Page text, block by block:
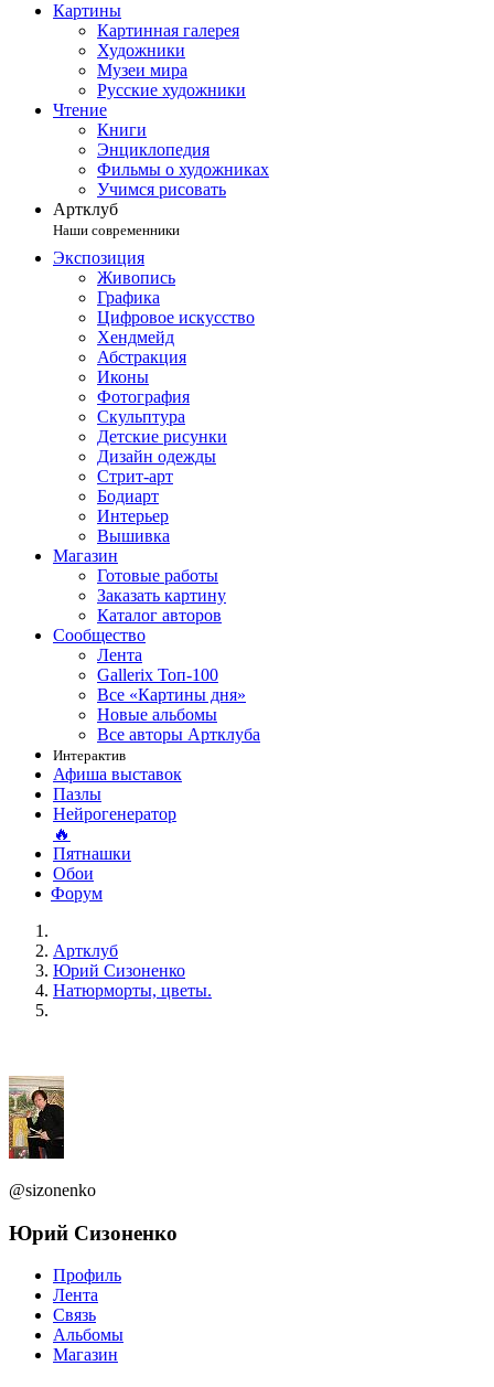
Картины
Картинная галерея
Художники
Музеи мира
Русские художники
Чтение
Книги
Энциклопедия
Фильмы о художниках
Учимся рисовать
Артклуб
Наши современники
Экспозиция
Живопись
Графика
Цифровое искусство
Хендмейд
Абстракция
Иконы
Фотография
Скульптура
Детские рисунки
Дизайн одежды
Стрит-арт
Бодиарт
Интерьер
Вышивка
Магазин
Готовые работы
Заказать картину
Каталог авторов
Сообщество
Лента
Gallerix Топ-100
Все «Картины дня»
Новые альбомы
Все авторы Артклуба
Интерактив
Афиша выставок
Пазлы
Нейрогенератор
🔥
Пятнашки
Обои
Форум
Артклуб
Юрий Сизоненко
Натюрморты, цветы.
@sizonenko
Юрий Сизоненко
Профиль
Лента
Связь
Альбомы
Магазин